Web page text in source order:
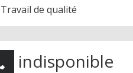
Travail de qualité
indisponible